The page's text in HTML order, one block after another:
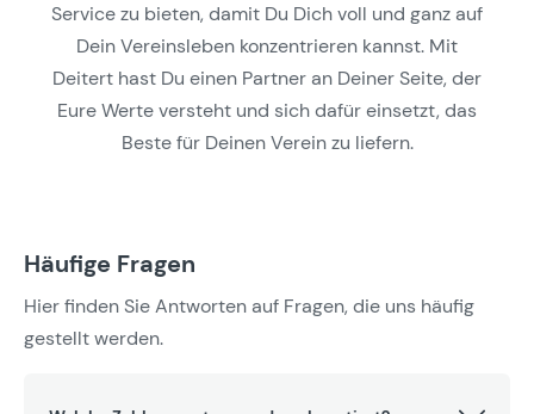
Service zu bieten, damit Du Dich voll und ganz auf
Dein Vereinsleben konzentrieren kannst. Mit
Deitert hast Du einen Partner an Deiner Seite, der
Eure Werte versteht und sich dafür einsetzt, das
Beste für Deinen Verein zu liefern.
Häufige Fragen
Hier finden Sie Antworten auf Fragen, die uns häufig
gestellt werden.